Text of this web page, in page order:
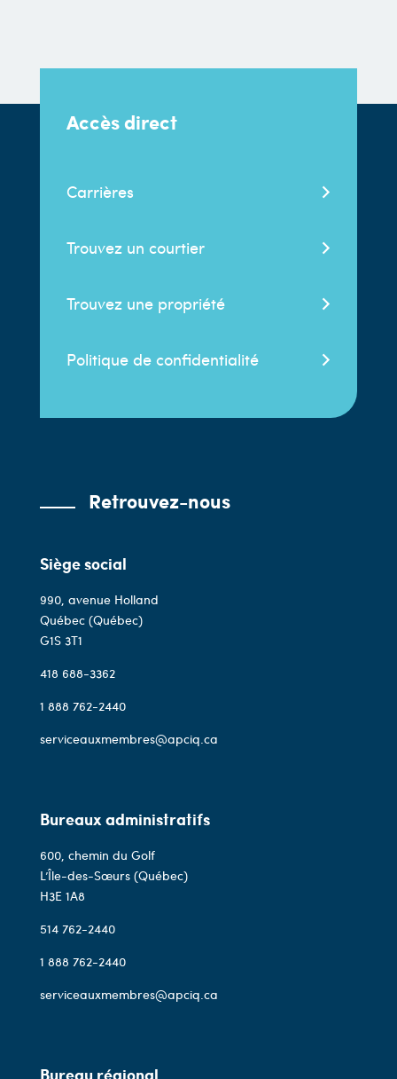
Accès direct
Carrières
Trouvez un courtier
Trouvez une propriété
Politique de confidentialité
Retrouvez-nous
Siège social
990, avenue Holland
Québec (Québec)
G1S 3T1
418 688-3362
1 888 762-2440
serviceauxmembres@apciq.ca
Bureaux administratifs
600, chemin du Golf
L’Île-des-Sœurs (Québec)
H3E 1A8
514 762-2440
1 888 762-2440
serviceauxmembres@apciq.ca